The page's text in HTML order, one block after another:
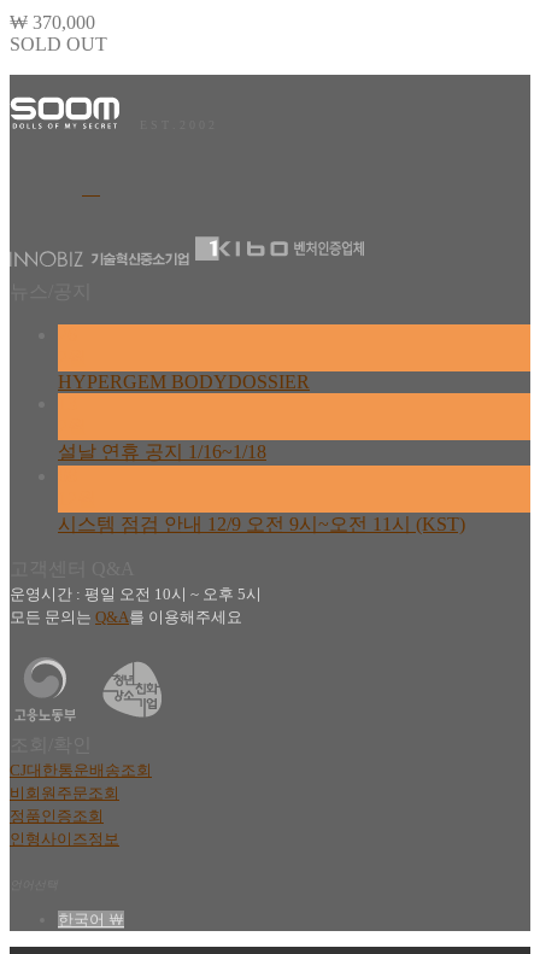
₩ 370,000
SOLD OUT
HYPERGEM BODYDOSSIER
설날 연휴 공지 1/16~1/18
시스템 점검 안내 12/9 오전 9시~오전 11시 (KST)
운영시간 : 평일 오전 10시 ~ 오후 5시
모든 문의는 Q&A를 이용해주세요
CJ대한통운배송조회
비회원주문조회
정품인증조회
인형사이즈정보
한국어 ￦